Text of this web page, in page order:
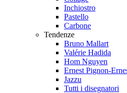
Inchiostro
Pastello
Carbone
Tendenze
Bruno Mallart
Valérie Hadida
Hom Nguyen
Ernest Pignon-
Jazzu
Tutti i disegnatori